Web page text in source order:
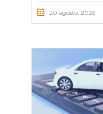
20 agosto, 2025